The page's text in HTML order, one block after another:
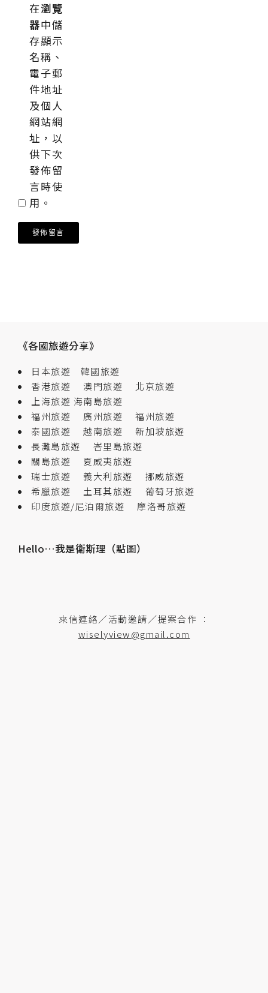
在瀏覽
器中儲
存顯示
名稱、
電子郵
件地址
及個人
網站網
址，以
供下次
發佈留
言時使
用。
《各國旅遊分享》
日本旅遊
韓國旅遊
香港旅遊
澳門旅遊
北京旅遊
上海旅遊 海南島旅遊
福州旅遊
廣州旅遊
福州旅遊
泰國旅遊
越南旅遊
新加坡旅遊
長灘島旅遊
峇里島旅遊
關島旅遊
夏威夷旅遊
瑞士旅遊
義大利旅遊
挪威旅遊
希臘旅遊
土耳其旅遊
葡萄牙旅遊
印度旅遊/尼泊爾旅遊
摩洛哥旅遊
Hello…我是衛斯理（點圖）
來信連絡／活動邀請／提案合作 ：
wiselyview@gmail.com